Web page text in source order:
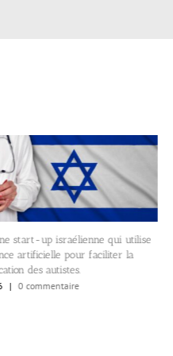
start-up israélienne qui utilise
artificielle pour faciliter la
des autistes.
| 0 commentaire